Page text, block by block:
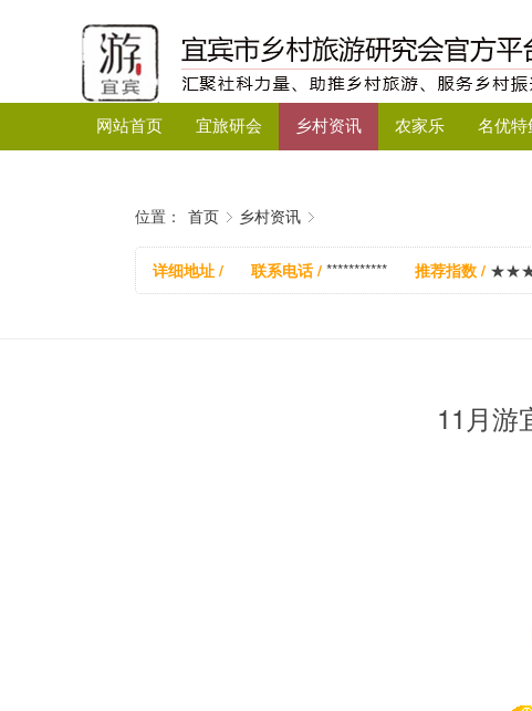
网站首页 宜旅研会 乡村资讯 农家乐 名优特
位置： 首页 乡村资讯
详细地址 / 联系电话 / *********** 推荐指数 /
11月游